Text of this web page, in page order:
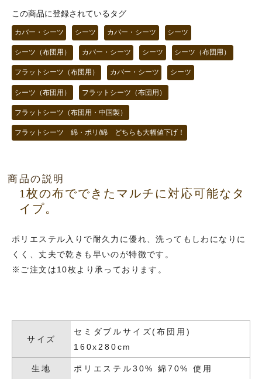
この商品に登録されているタグ
カバー・シーツ シーツ カバー・シーツ シーツ
シーツ（布団用） カバー・シーツ シーツ シーツ（布団用）
フラットシーツ（布団用） カバー・シーツ シーツ
シーツ（布団用） フラットシーツ（布団用）
フラットシーツ（布団用・中国製）
フラットシーツ 綿・ポリ/綿 どちらも大幅値下げ！
商品の説明
1枚の布でできたマルチに対応可能なタ
イプ。
ポリエステル入りで耐久力に優れ、洗ってもしわになりに
くく、丈夫で乾きも早いのが特徴です。
※ご注文は10枚より承っております。
サイズ
セミダブルサイズ(布団用)
160x280cm
生地 ポリエステル30% 綿70% 使用